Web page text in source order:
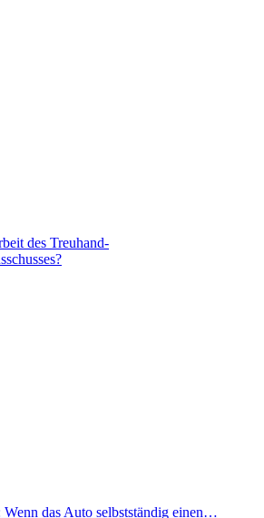
des Treuhand-
das Auto selbstständig einen…